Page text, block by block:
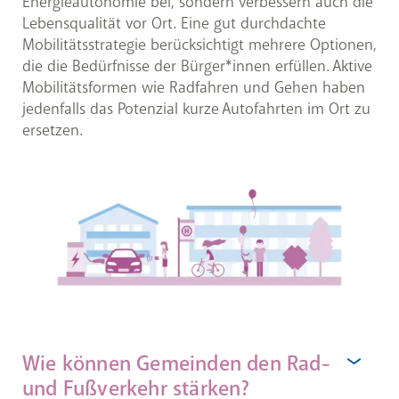
Lebensqualität vor Ort. Eine gut durchdachte
Mobilitätsstrategie berücksichtigt mehrere Optionen,
die die Bedürfnisse der Bürger*innen erfüllen. Aktive
Mobilitätsformen wie Radfahren und Gehen haben
jedenfalls das Potenzial kurze Autofahrten im Ort zu
ersetzen.
Wie können Gemeinden den Rad-
und Fußverkehr stärken?